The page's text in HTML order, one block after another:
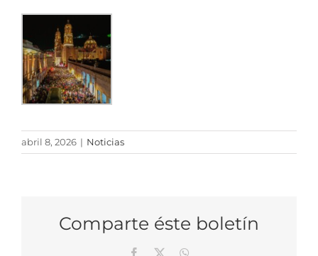
abril 8, 2026 | Noticias
Comparte éste boletín
Facebook